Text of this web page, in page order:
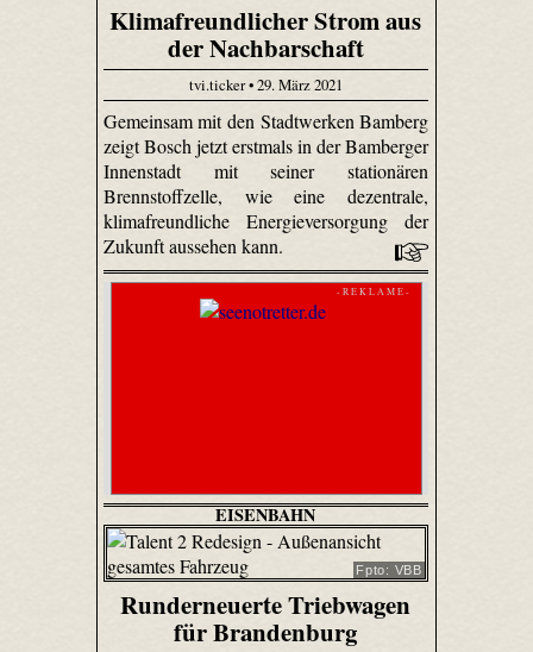
Klimafreundlicher Strom aus
der Nachbarschaft
tvi.ticker • 29. März 2021
Gemeinsam mit den Stadtwerken Bamberg
zeigt Bosch jetzt erstmals in der Bamberger
Innenstadt mit seiner stationären
Brennstoffzelle, wie eine dezentrale,
klimafreundliche Energieversorgung der
Zukunft aussehen kann.
- R E K L A M E -
EISENBAHN
Fpto: VBB
Runderneuerte Triebwagen
für Brandenburg